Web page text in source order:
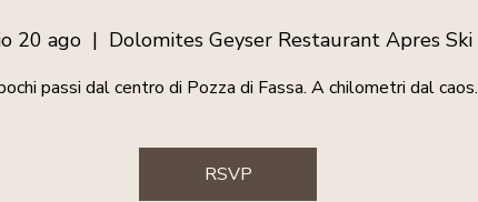
20 ago
  |
Dolomites Geyser Restaurant Apres Ski
passi dal centro di Pozza di Fassa. A chilometri dal caos.
RSVP